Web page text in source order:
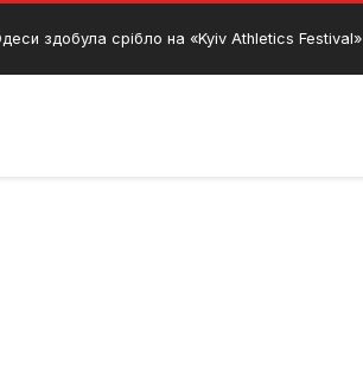
здобула срібло на «Kyiv Athletics Festival»